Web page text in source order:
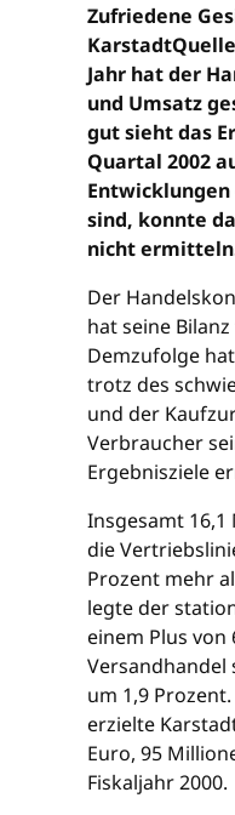
Zufriedene
Jahr hat der
und Umsatz
gut sieht das
Quartal 2002
sind, konnte
nicht
Der
hat seine
Demzufolge
trotz des
und der
Verbraucher
Ergebnisziele
Insgesamt
die
Prozent mehr
legte der
einem Plus von
Versandhandel
um 1,9
erzielte
Euro, 95
Fiskaljahr 2000.